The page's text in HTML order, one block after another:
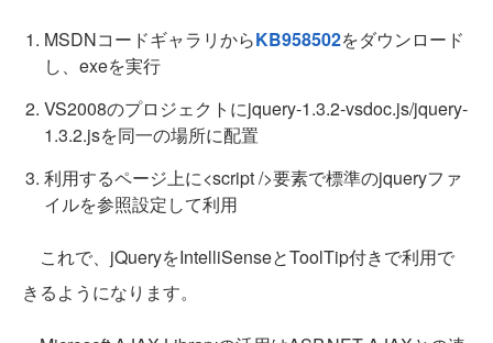
MSDNコードギャラリからKB958502をダウンロード
し、exeを実行
VS2008のプロジェクトにjquery-1.3.2-vsdoc.js/jquery-
1.3.2.jsを同一の場所に配置
利用するページ上に<script />要素で標準のjqueryファ
イルを参照設定して利用
これで、jQueryをIntelliSenseとToolTip付きで利用で
きるようになります。